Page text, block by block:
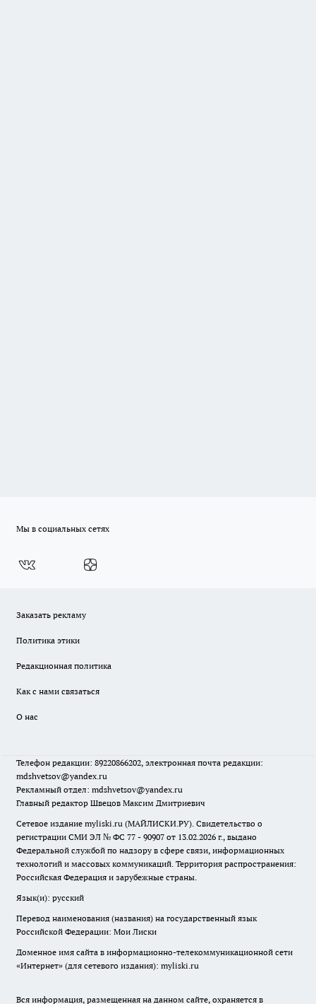
Мы в социальных сетях
Заказать рекламу
Политика этики
Редакционная политика
Как с нами связаться
О нас
Телефон редакции: 89220866202, электронная почта редакции:
mdshvetsov@yandex.ru
Рекламный отдел: mdshvetsov@yandex.ru
Главный редактор Швецов Максим Дмитриевич
Сетевое издание myliski.ru (МАЙЛИСКИ.РУ). Свидетельство о
регистрации СМИ ЭЛ № ФС 77 - 90907 от 13.02.2026 г., выдано
Федеральной службой по надзору в сфере связи, информационных
технологий и массовых коммуникаций. Территория распространения:
Российская Федерация и зарубежные страны.
Язык(и): русский
Перевод наименования (названия) на государственный язык
Российской Федерации: Мои Лиски
Доменное имя сайта в информационно-телекоммуникационной сети
«Интернет» (для сетевого издания): myliski.ru
Вся информация, размещенная на данном сайте, охраняется в